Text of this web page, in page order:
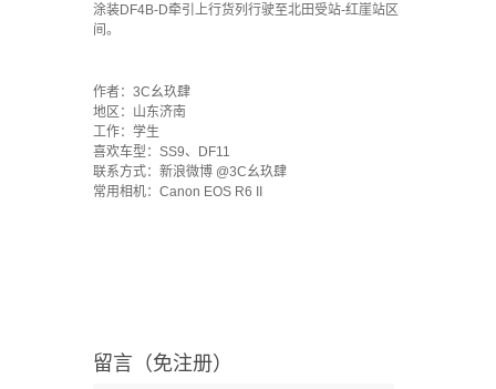
涂装DF4B-D牵引上行货列行驶至北田受站-红崖站区
间。
作者：3C幺玖肆
地区：山东济南
工作：学生
喜欢车型：SS9、DF11
联系方式：新浪微博 @3C幺玖肆
常用相机：Canon EOS R6 II
留言（免注册）